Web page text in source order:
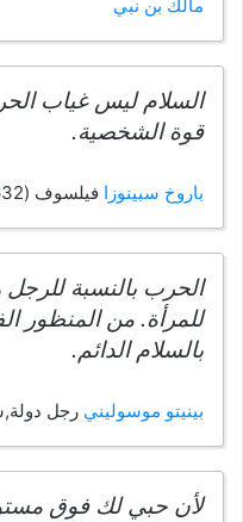
مالك بن نبي
السلام ليس غياب
قوة الشخصية.
باروخ سبينوزا فيلسوف (1632 - 1677)
الحرب بالنسبة للرجل
للمرأة. من المنظور
بالسلام الدائم.
بينيتو موسوليني رجل
لأن حبي لك فوق